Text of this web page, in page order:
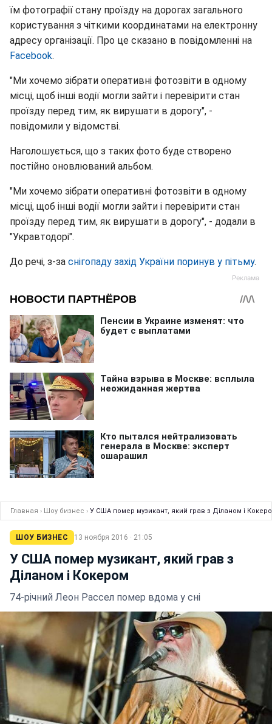
їм фотографії стану проїзду на дорогах загального
користування з чіткими координатами на електронну
адресу організації. Про це сказано в повідомленні на
Facebook.
"Ми хочемо зібрати оперативні фотозвіти в одному
місці, щоб інші водії могли зайти і перевірити стан
проїзду перед тим, як вирушати в дорогу", -
повідомили у відомстві.
Наголошується, що з таких фото буде створено
постійно оновлюваний альбом.
"Ми хочемо зібрати оперативні фотозвіти в одному
місці, щоб інші водії могли зайти і перевірити стан
проїзду перед тим, як вирушати в дорогу", - додали в
"Укравтодорі".
До речі, з-за снігопаду захід України поринув у пітьму.
Главная › Шоу бизнес › У США помер музикант, який грав з Діланом і
ШОУ БИЗНЕС 13 ноября 2016 · 21:05
У США помер музикант, який грав з
Діланом і Кокером
74-річний Леон Рассел помер вдома у сні